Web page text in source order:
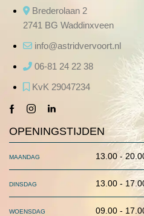
Brederolaan 2
2741 BG Waddinxveen
info@astridvervoort.nl
06-81 24 22 38
KvK 29047234
facebook-
instagramlinkedin
OPENINGSTIJDEN
maandag 13.00 -
dinsdag 13.00 -
woensdag 09.00 -